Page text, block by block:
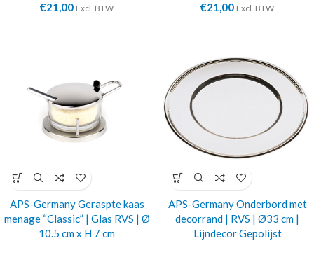
€21,00 Excl. BTW €21,00 Excl. BTW
APS-Germany Geraspte kaas
menage “Classic” | Glas RVS | Ø
10.5 cm x H 7 cm
APS-Germany Onderbord met
decorrand | RVS | Ø33 cm |
Lijndecor Gepolijst